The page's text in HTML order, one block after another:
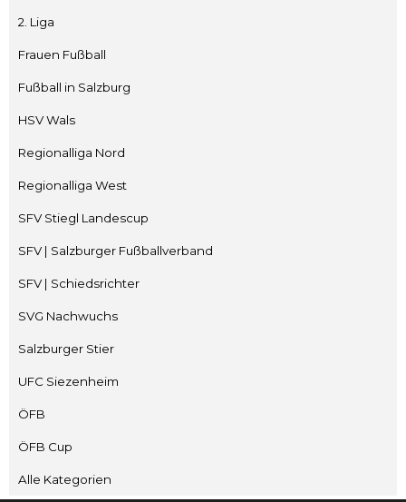
2. Liga
Frauen Fußball
Fußball in Salzburg
HSV Wals
Regionalliga Nord
Regionalliga West
SFV Stiegl Landescup
SFV | Salzburger Fußballverband
SFV | Schiedsrichter
SVG Nachwuchs
Salzburger Stier
UFC Siezenheim
ÖFB
ÖFB Cup
Alle Kategorien